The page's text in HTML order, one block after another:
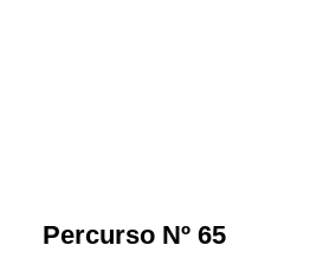
Percurso Nº 65